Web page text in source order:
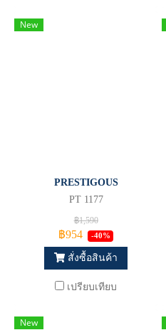
New
PRESTIGOUS
PT 1177
฿1,590
฿954 -40%
สั่งซื้อสินค้า
เปรียบเทียบ
New